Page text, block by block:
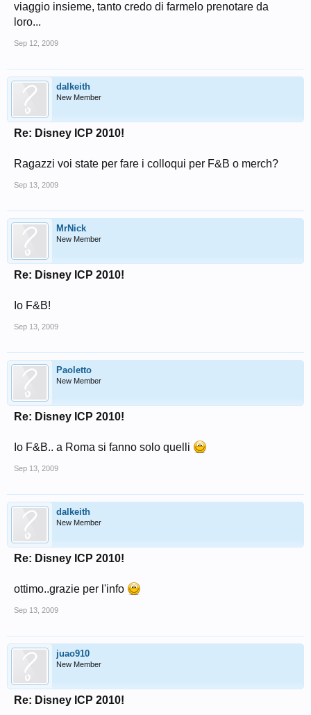
viaggio insieme, tanto credo di farmelo prenotare da
loro...
Sep 12, 2009
dalkeith
New Member
Re: Disney ICP 2010!
Ragazzi voi state per fare i colloqui per F&B o merch?
Sep 13, 2009
MrNick
New Member
Re: Disney ICP 2010!
Io F&B!
Sep 13, 2009
Paoletto
New Member
Re: Disney ICP 2010!
Io F&B.. a Roma si fanno solo quelli
Sep 13, 2009
dalkeith
New Member
Re: Disney ICP 2010!
ottimo..grazie per l'info
Sep 13, 2009
juao910
New Member
Re: Disney ICP 2010!